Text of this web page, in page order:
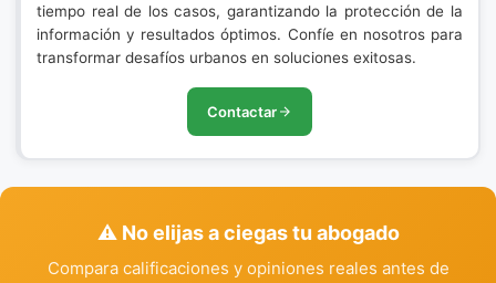
tiempo real de los casos, garantizando la protección de la
información y resultados óptimos. Confíe en nosotros para
transformar desafíos urbanos en soluciones exitosas.
Contactar
⚠️ No elijas a ciegas tu abogado
Compara calificaciones y opiniones reales antes de